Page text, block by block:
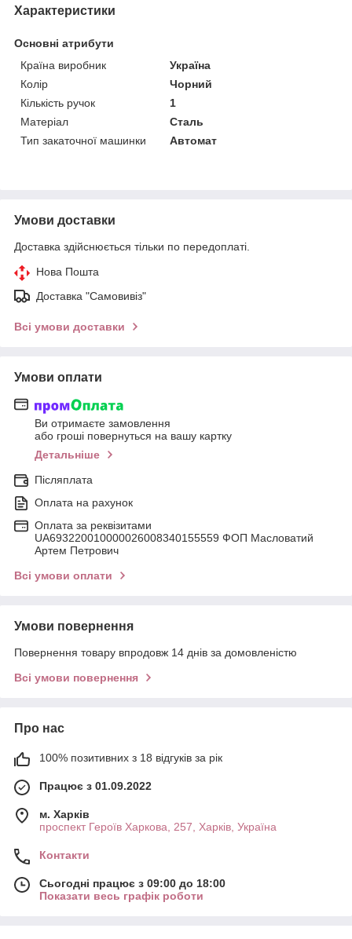
Характеристики
Основні атрибути
Країна виробник
Україна
Колір
Чорний
Кількість ручок
1
Матеріал
Сталь
Тип закаточної машинки
Автомат
Умови доставки
Доставка здійснюється тільки по передоплаті.
Нова Пошта
Доставка "Самовивіз"
Всі умови доставки
Умови оплати
Ви отримаєте замовлення
або гроші повернуться на вашу картку
Детальніше
Післяплата
Оплата на рахунок
Оплата за реквізитами
UA693220010000026008340155559 ФОП Масловатий
Артем Петрович
Всі умови оплати
Умови повернення
Повернення товару впродовж 14 днів за домовленістю
Всі умови повернення
Про нас
100% позитивних з 18 відгуків за рік
Працює з 01.09.2022
м. Харків
проспект Героїв Харкова, 257, Харків, Україна
Контакти
Сьогодні працює з 09:00 до 18:00
Показати весь графік роботи